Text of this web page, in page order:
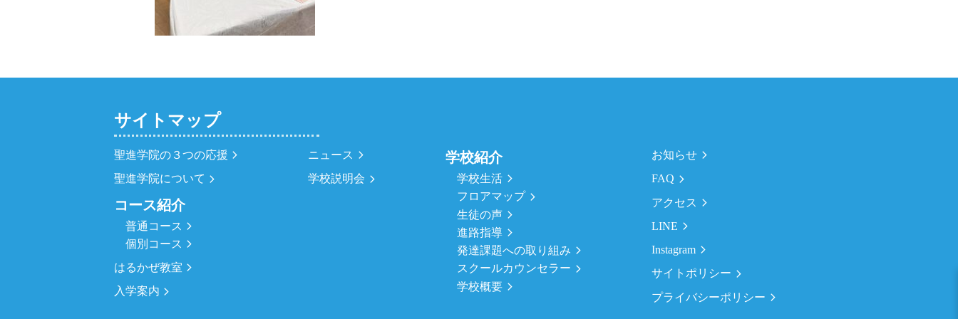
サイトマップ
聖進学院の３つの応援
聖進学院について
コース紹介
普通コース
個別コース
はるかぜ教室
入学案内
ニュース
学校説明会
学校紹介
学校生活
フロアマップ
生徒の声
進路指導
発達課題への取り組み
スクールカウンセラー
学校概要
お知らせ
FAQ
アクセス
LINE
Instagram
サイトポリシー
プライバシーポリシー